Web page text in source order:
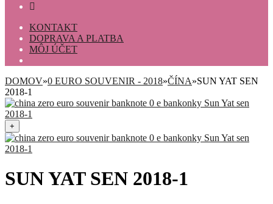
KONTAKT
DOPRAVA A PLATBA
MÔJ ÚČET
DOMOV»0 EURO SOUVENIR - 2018»ČÍNA»SUN YAT SEN
2018-1
+
SUN YAT SEN 2018-1